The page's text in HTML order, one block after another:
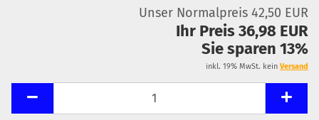
Unser Normalpreis 42,50 EUR
Ihr Preis 36,98 EUR
Sie sparen 13%
inkl. 19% MwSt. kein Versand